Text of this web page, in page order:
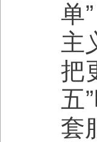
单
主
把
五
套